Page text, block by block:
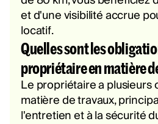
et d'une visibilité accrue
locatif.
Quelles sont les
propriétaire en matière
Le propriétaire a plusieurs
matière de travaux,
l'entretien et à la sécurité